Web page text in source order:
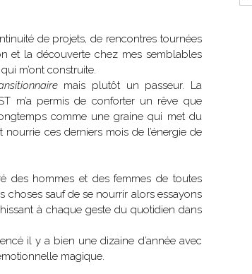
de projets, de rencontres tournées
et la découverte chez mes semblables
m’ont construite.
mais plutôt un passeur. La
m’a permis de conforter un rêve que
comme une graine qui met du
ces derniers mois de l’énergie de
des hommes et des femmes de toutes
choses sauf de se nourrir alors essayons
à chaque geste du quotidien dans
il y a bien une dizaine d’année avec
magique.